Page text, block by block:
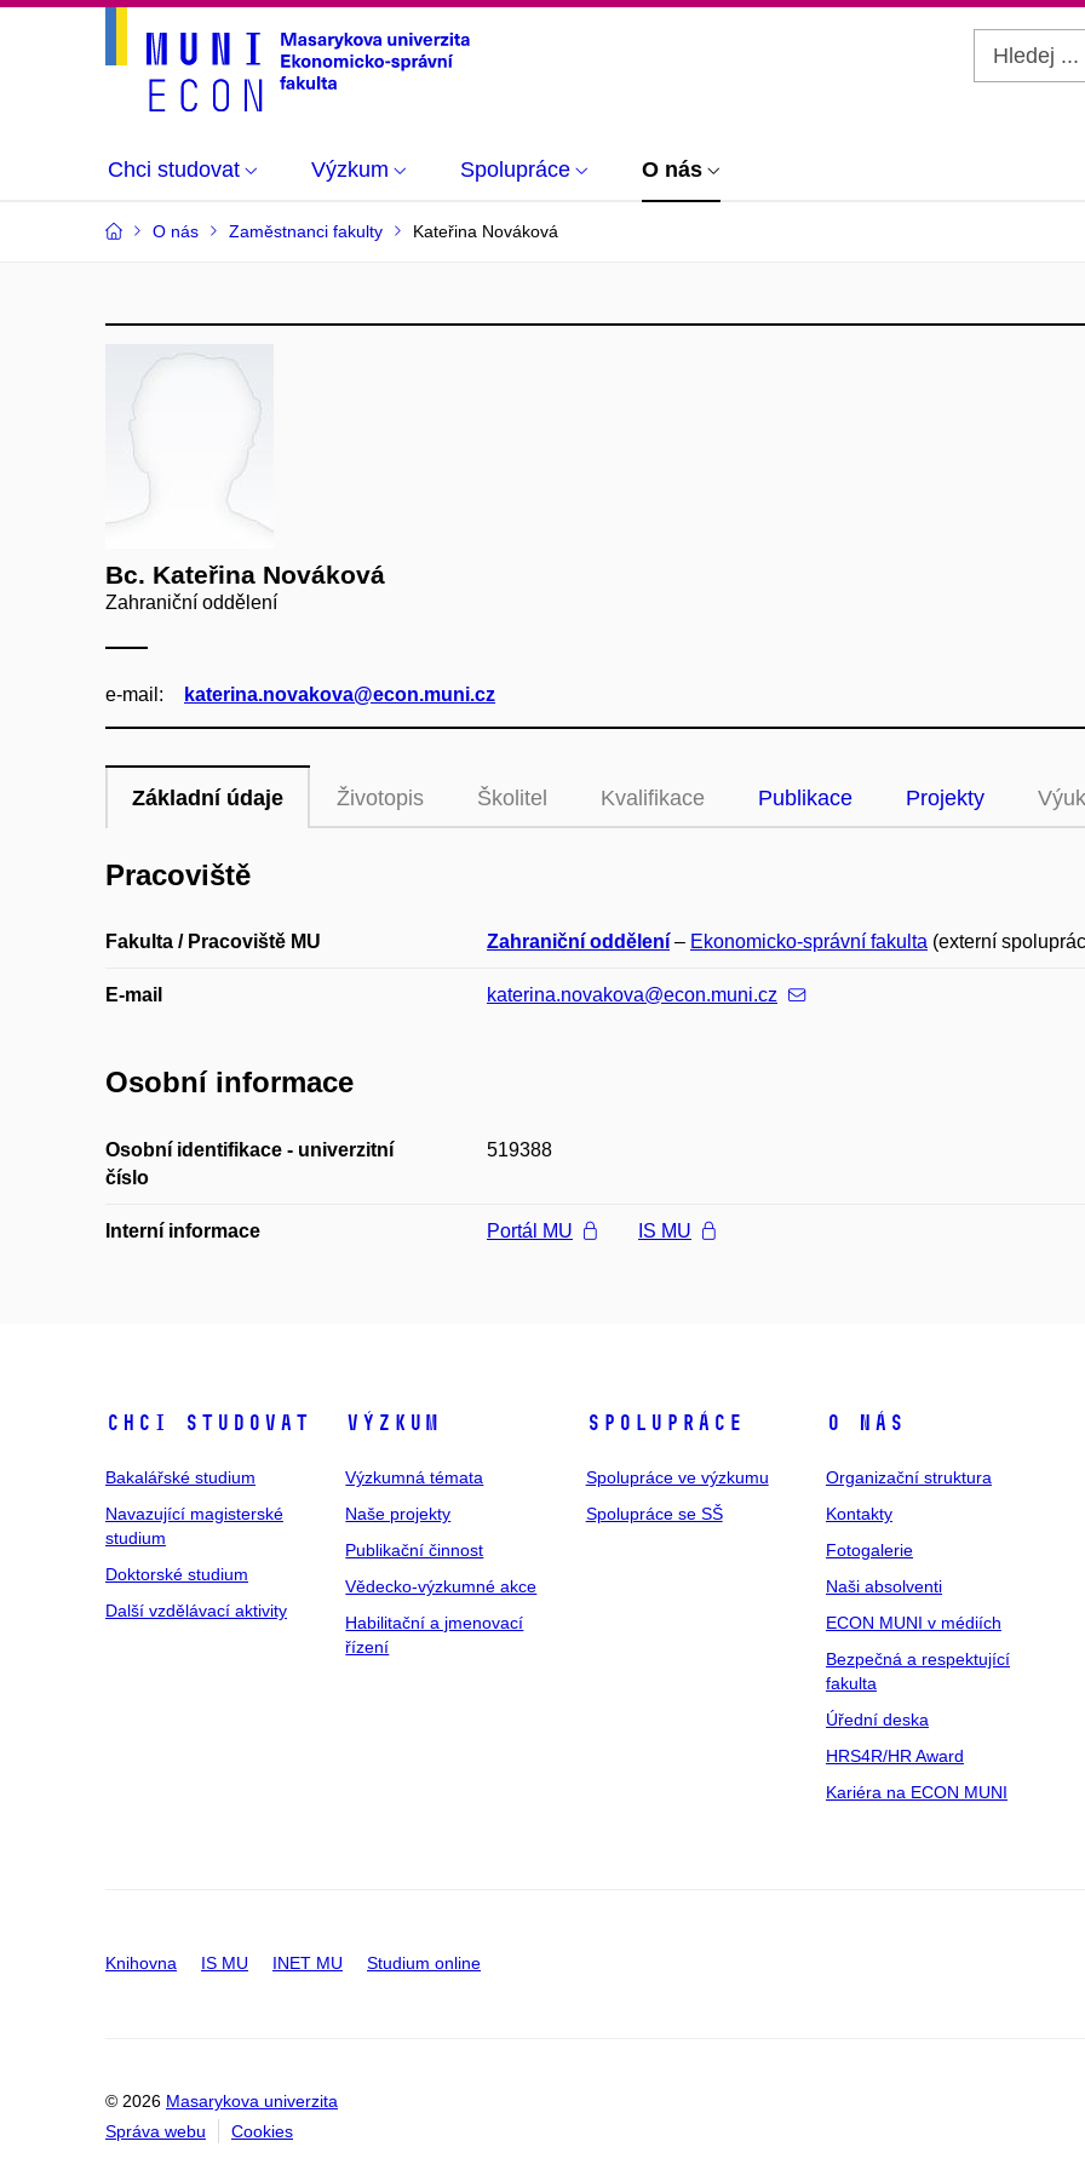
Chci studovat Výzkum Spolupráce O nás
O nás Zaměstnanci fakulty Kateřina Nováková
Bc. Kateřina Nováková
Zahraniční oddělení
e‑mail: katerina.novakova@econ.muni.cz
Základní údaje Životopis Školitel Kvalifikace Publikace Projekty
Pracoviště
Fakulta / Pracoviště MU Zahraniční oddělení – Ekonomicko-správní fakulta (externí
E-mail katerina.novakova@econ.muni.cz
Osobní informace
Osobní identifikace - univerzitní
číslo
519388
Interní informace Portál MU IS MU
Chci studovat
Bakalářské studium
Navazující magisterské
studium
Doktorské studium
Další vzdělávací aktivity
Výzkum
Výzkumná témata
Naše projekty
Publikační činnost
Vědecko-výzkumné akce
Habilitační a jmenovací
řízení
Spolupráce
Spolupráce ve výzkumu
Spolupráce se SŠ
O nás
Organizační struktura
Kontakty
Fotogalerie
Naši absolventi
ECON MUNI v médiích
Bezpečná a respektující
fakulta
Úřední deska
HRS4R/HR Award
Kariéra na ECON MUNI
Knihovna IS MU INET MU Studium online
© 2026 Masarykova univerzita
Správa webu
Cookies